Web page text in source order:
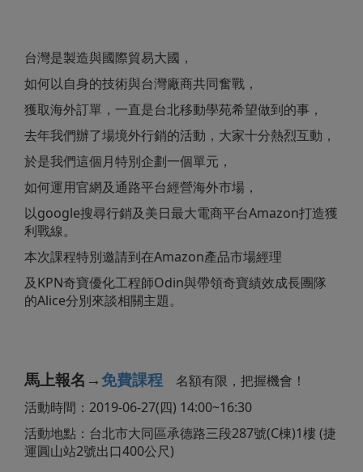
台灣是製造與國際貿易大國，
如何以自身的技術與台灣廠商共同奮戰，
獲取海外訂單，一直是台北移動學苑希望做到的事，
去年我們辦了場境外行銷的活動，大家十分熱烈互動，
於是我們這個月特別企劃一個單元，
如何運用官網及通路平台經營海外市場，
以google搜尋行銷及美日最大電商平台Amazon打造獲
利戰線。
本次課程特別邀請到在Amazon產品市場經理
及KPN奇寶優化工程師Odin與帶領奇寶績效成長團隊
的Alice分別來談相關主題。
馬上報名→免費課程
名額有限，把握機會！
活動時間：2019-06-27(四) 14:00~16:30
活動地點：台北市大同區承德路三段287號(C棟)1樓 (捷
運圓山站2號出口400公尺)